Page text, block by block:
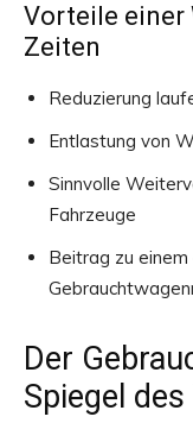
Vorteile einer
Zeiten
Reduzierung
Entlastung von
Sinnvolle
Fahrzeuge
Beitrag zu einem
Der
Spiegel